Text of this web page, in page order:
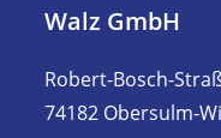
Walz GmbH
Robert-Bosch-
74182 Obersulm-